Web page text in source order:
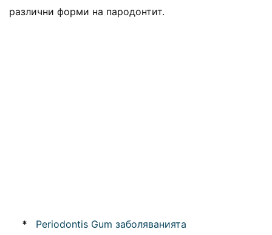
различни форми на пародонтит.
* Periodontis Gum заболяванията